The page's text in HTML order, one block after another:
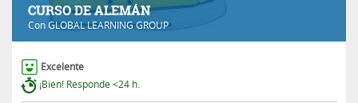
CURSO DE ALEMÁN
ConGLOBAL LEARNING GROUP
Excelente
¡Bien! Responde <24 h.